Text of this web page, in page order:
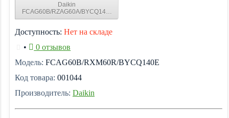
Daikin
FCAG60B/RZAG60A/BYCQ140E
Доступность: Нет на складе
•
0 отзывов
Модель: FCAG60B/RXM60R/BYCQ140E
Код товара: 001044
Производитель: Daikin